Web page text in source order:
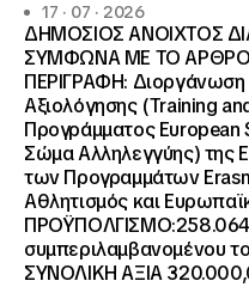
17 · 07 · 2026
ΔΗΜΟΣΙΟΣ ΑΝΟΙΧΤΟΣ
ΣΥΜΦΩΝΑ ΜΕ ΤΟ ΑΡΘΡΟ
ΠΕΡΙΓΡΑΦΗ: Διοργάνωση
Αξιολόγησης (Training
Προγράμματος
Σώμα Αλληλεγγύης) της
των Προγραμμάτων
Αθλητισμός και
συμπεριλαμβανομένου
ΣΥΝΟΛΙΚΗ ΑΞΙΑ